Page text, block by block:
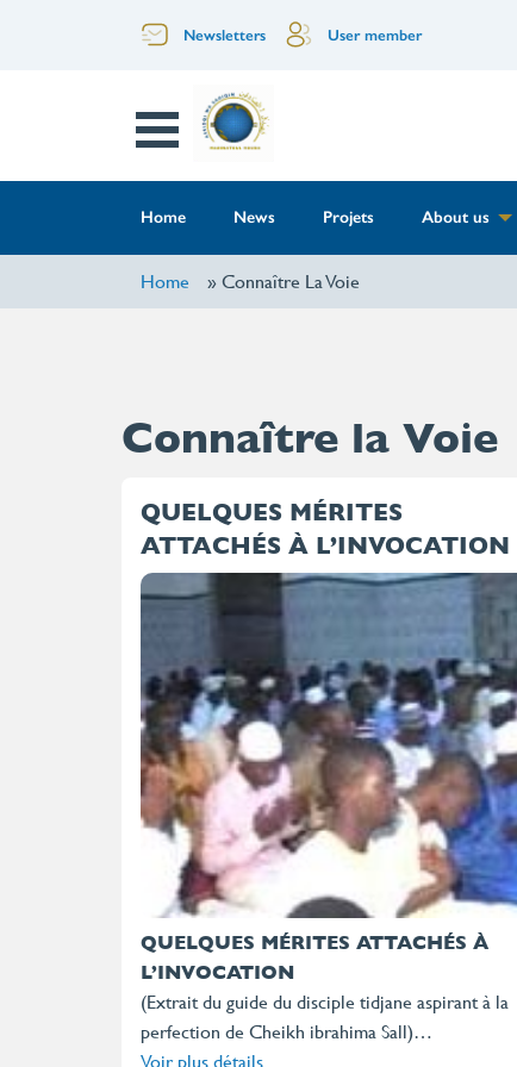
Menu
the
header
Newsletters User member
Open
Menu
Menu
Block
Home News Projets About us
Home Connaître La Voie
Connaître la Voie
QUELQUES MÉRITES
ATTACHÉS À L’INVOCATION
QUELQUES MÉRITES ATTACHÉS À
L’INVOCATION
(Extrait du guide du disciple tidjane aspirant à la
perfection de Cheikh ibrahima Sall)…
Voir plus détails